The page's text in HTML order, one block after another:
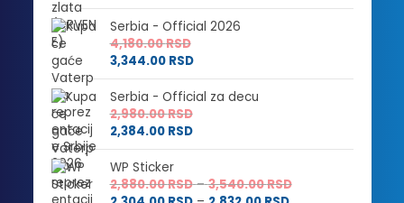
Serbia - Official 2026
4,180.00RSD
3,344.00 RSD
Serbia - Official za decu
2,980.00RSD
2,384.00 RSD
WP Sticker
2,880.00RSD – 3,540.00RSDRaspon